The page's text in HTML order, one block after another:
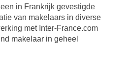
in Frankrijk gevestigde
van makelaars in diverse
met Inter-France.com
makelaar in geheel